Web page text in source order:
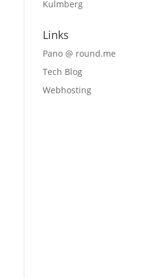
Kulmberg
Links
Pano @ round.me
Tech Blog
Webhosting